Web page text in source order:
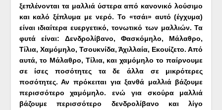
ξεπλένονται τα μαλλιά ύστερα από κανονικό λούσιμο
και καλό ξέπλυμα με νερό. Το «τσάι» αυτό (έγχυμα)
είναι ιδιαίτερα ευεργετικό, τονωτικό των μαλλιών. Τα
φυτά είναι: Δενδρολίβανο, Φασκόμηλο, Μάλαθρο,
Τίλια, Χαμόμηλο, Τσουκνίδα, Άχιλλαία, Εκουίζετο. Από
αυτά, το Μάλαθρο, Τίλια, και χαμόμηλο το παίρνουμε
σε ίσες ποσότητες τα δε άλλα σε μικρότερες
ποσότητες. Αν πρόκειται για ξανθά μαλλιά βάζουμε
περισσότερο χαμόμηλο. ενώ για σκούρα μαλλιά
βάζουμε περισσότερο δενδρολίβανο και λίγο